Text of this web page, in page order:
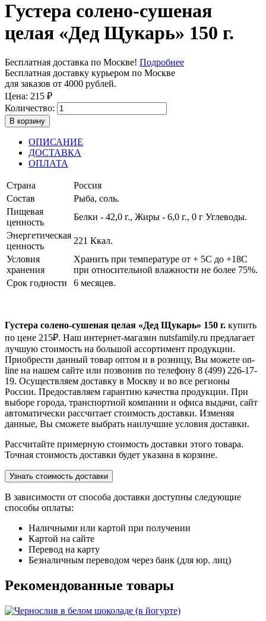
Густера солено-сушеная
целая «Дед Щукарь» 150 г.
Бесплатная доставка по Москве! Подробнее
Бесплатная доставку курьером по Москве
для заказов от 4000 рублей.
Цена: 215 ₽
Количество:
В корзину
ОПИСАНИЕ
ДОСТАВКА
ОПЛАТА
Страна
Россия
Состав
Рыба, соль.
Пищевая
ценность
Белки - 42,0 г., Жиры - 6,0 г., 0 г Углеводы.
Энергетическая
ценность
221 Ккал.
Условия
хранения
Хранить при температуре от + 5С до +18С
при относительной влажности не более 75%.
Срок годности
6 месяцев.
Густера солено-сушеная целая «Дед Щукарь» 150 г. купить
по цене 215₽. Наш интернет-магазин nutsfamily.ru предлагает
лучшую стоимость на большой ассортимент продукции.
Приобрести данный товар оптом и в розницу, Вы можете on-
line на нашем сайте или позвонив по телефону 8 (499) 226-17-
19. Осуществляем доставку в Москву и во все регионы
России. Предоставляем гарантию качества продукции. При
выборе города, транспортной компании и офиса выдачи, сайт
автоматически рассчитает стоимость доставки. Изменяя
данные, Вы сможете выбрать наилучшие условия доставки.
Рассчитайте примерную стоимость доставки этого товара.
Точная стоимость доставки будет указана в корзине.
Узнать стоимость доставки
В зависимости от способа доставки доступны следующие
способы оплаты:
Наличными или картой при получении
Картой на сайте
Перевод на карту
Безналичным переводом через банк (для юр. лиц)
Рекомендованные товары